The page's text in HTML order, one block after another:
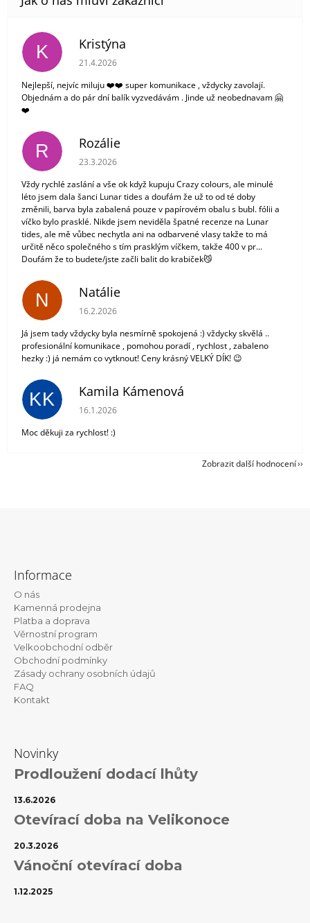
K Kristýna
Hodnocení obchodu je 5 z 5 hvězdiček.
21.4.2026
Nejlepší, nejvíc miluju ❤️❤️ super komunikace , vždycky zavolají.
Objednám a do pár dní balík vyzvedávám . Jinde už neobednavam 🤗
❤️
R Rozálie
Hodnocení obchodu je 3 z 5 hvězdiček.
23.3.2026
Vždy rychlé zaslání a vše ok když kupuju Crazy colours, ale minulé
léto jsem dala šanci Lunar tides a doufám že už to od té doby
změnili, barva byla zabalená pouze v papírovém obalu s bubl. fólii a
víčko bylo prasklé. Nikde jsem neviděla špatné recenze na Lunar
tides, ale mě vůbec nechytla ani na odbarvené vlasy takže to má
určitě něco společného s tím prasklým víčkem, takže 400 v pr...
Doufám že to budete/jste začli balit do krabiček😼
N Natálie
Hodnocení obchodu je 5 z 5 hvězdiček.
16.2.2026
Já jsem tady vždycky byla nesmírně spokojená :) vždycky skvělá ..
profesionální komunikace , pomohou poradí , rychlost , zabaleno
hezky :) já nemám co vytknout! Ceny krásný VELKÝ DÍK! 😉
KK Kamila Kámenová
Hodnocení obchodu je 5 z 5 hvězdiček.
16.1.2026
Moc děkuji za rychlost! :)
Zobrazit další hodnocení
Informace
O nás
Kamenná prodejna
Platba a doprava
Věrnostní program
Velkoobchodní odběr
Obchodní podmínky
Zásady ochrany osobních údajů
FAQ
Kontakt
Novinky
Prodloužení dodací lhůty
13.6.2026
Otevírací doba na Velikonoce
20.3.2026
Vánoční otevírací doba
1.12.2025